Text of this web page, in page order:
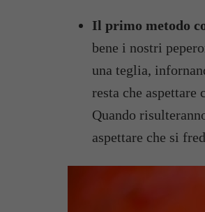
Il primo metodo
bene i nostri
una teglia,
resta che
Quando
aspettare che si